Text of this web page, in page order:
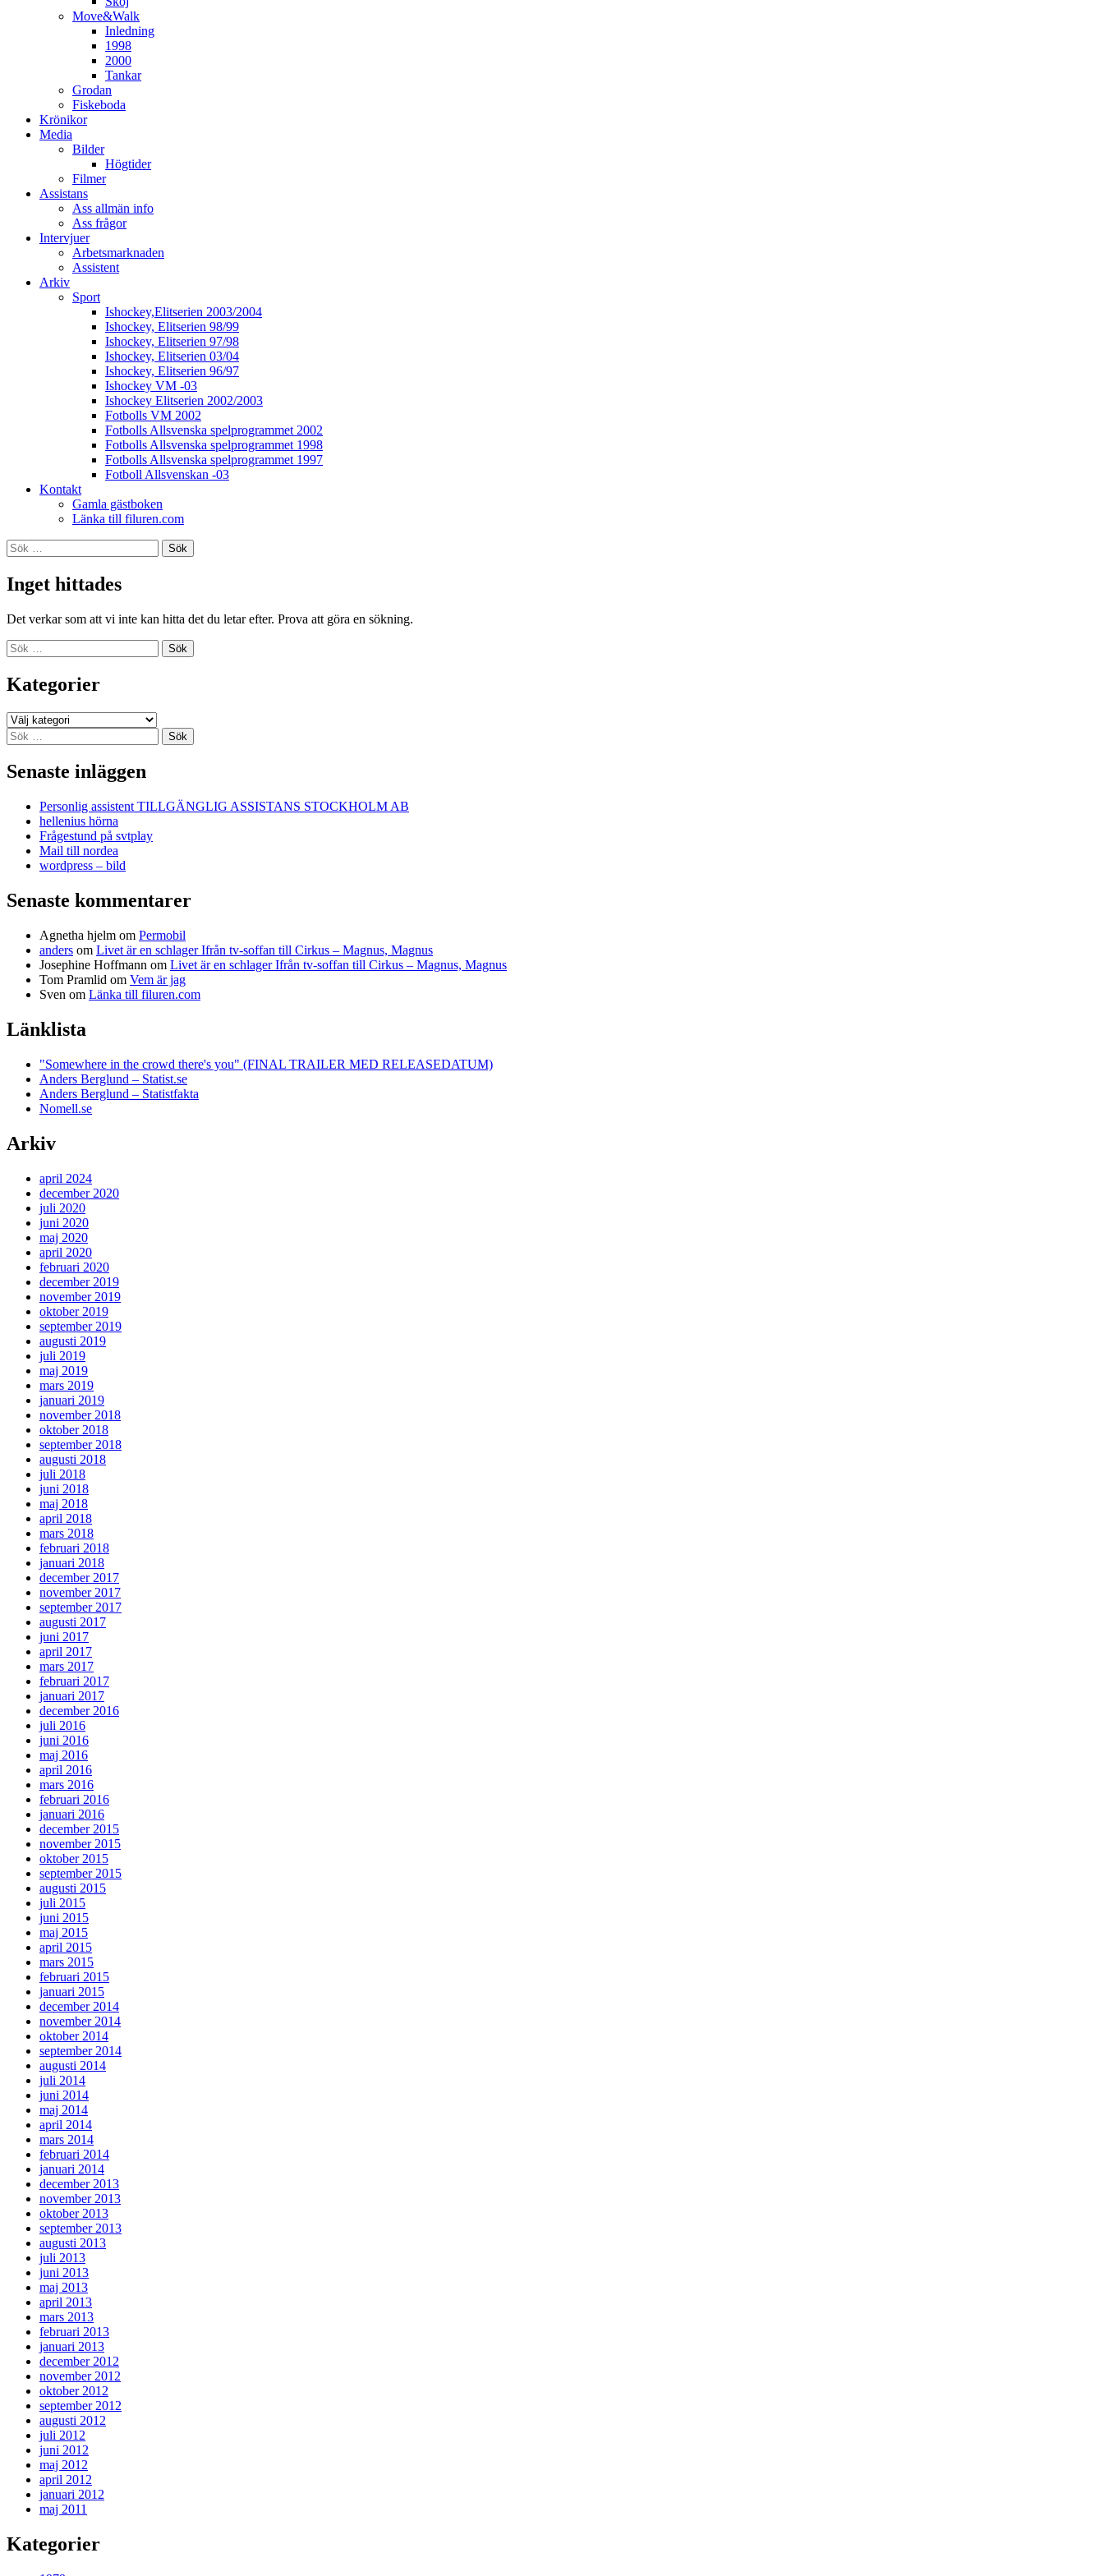
Move&Walk
Inledning
1998
2000
Tankar
Grodan
Fiskeboda
Krönikor
Media
Bilder
Högtider
Filmer
Assistans
Ass allmän info
Ass frågor
Intervjuer
Arbetsmarknaden
Assistent
Arkiv
Sport
Ishockey,Elitserien 2003/2004
Ishockey, Elitserien 98/99
Ishockey, Elitserien 97/98
Ishockey, Elitserien 03/04
Ishockey, Elitserien 96/97
Ishockey VM -03
Ishockey Elitserien 2002/2003
Fotbolls VM 2002
Fotbolls Allsvenska spelprogrammet 2002
Fotbolls Allsvenska spelprogrammet 1998
Fotbolls Allsvenska spelprogrammet 1997
Fotboll Allsvenskan -03
Kontakt
Gamla gästboken
Länka till filuren.com
Sök
efter:
Inget hittades
Det verkar som att vi inte kan hitta det du letar efter. Prova att göra en sökning.
Sök
efter:
Kategorier
Kategorier
Sök
efter:
Senaste inläggen
Personlig assistent TILLGÄNGLIG ASSISTANS STOCKHOLM AB
hellenius hörna
Frågestund på svtplay
Mail till nordea
wordpress – bild
Senaste kommentarer
Agnetha hjelm om Permobil
anders om Livet är en schlager Ifrån tv-soffan till Cirkus – Magnus, Magnus
Josephine Hoffmann om Livet är en schlager Ifrån tv-soffan till Cirkus – Magnus, Magnus
Tom Pramlid om Vem är jag
Sven om Länka till filuren.com
Länklista
"Somewhere in the crowd there's you" (FINAL TRAILER MED RELEASEDATUM)
Anders Berglund – Statist.se
Anders Berglund – Statistfakta
Nomell.se
Arkiv
april 2024
december 2020
juli 2020
juni 2020
maj 2020
april 2020
februari 2020
december 2019
november 2019
oktober 2019
september 2019
augusti 2019
juli 2019
maj 2019
mars 2019
januari 2019
november 2018
oktober 2018
september 2018
augusti 2018
juli 2018
juni 2018
maj 2018
april 2018
mars 2018
februari 2018
januari 2018
december 2017
november 2017
september 2017
augusti 2017
juni 2017
april 2017
mars 2017
februari 2017
januari 2017
december 2016
juli 2016
juni 2016
maj 2016
april 2016
mars 2016
februari 2016
januari 2016
december 2015
november 2015
oktober 2015
september 2015
augusti 2015
juli 2015
juni 2015
maj 2015
april 2015
mars 2015
februari 2015
januari 2015
december 2014
november 2014
oktober 2014
september 2014
augusti 2014
juli 2014
juni 2014
maj 2014
april 2014
mars 2014
februari 2014
januari 2014
december 2013
november 2013
oktober 2013
september 2013
augusti 2013
juli 2013
juni 2013
maj 2013
april 2013
mars 2013
februari 2013
januari 2013
december 2012
november 2012
oktober 2012
september 2012
augusti 2012
juli 2012
juni 2012
maj 2012
april 2012
januari 2012
maj 2011
Kategorier